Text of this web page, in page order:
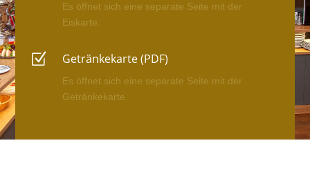
Es öffnet sich eine separate Seite mit der
Eiskarte.
Z Getränkekarte (PDF)
Es öffnet sich eine separate Seite mit der
Getränkekarte.